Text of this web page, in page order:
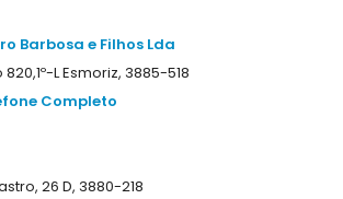
Barbosa e Filhos Lda
L Esmoriz, 3885-518
Completo
26 D, 3880-218